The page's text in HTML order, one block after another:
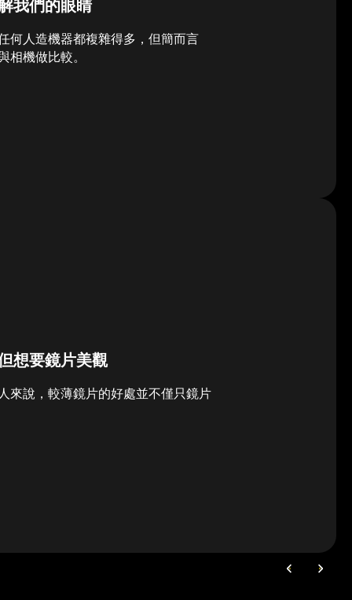
我們的眼睛
何人造機器都複雜得多，但簡而言
相機做比較。
想要鏡片美觀
來說，較薄鏡片的好處並不僅只鏡片
上
下